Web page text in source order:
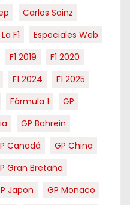
Carlos Sainz
F1
Especiales Web
F1 2019
F1 2020
F1 2024
F1 2025
Fórmula 1
GP
GP Bahrein
Canadá
GP China
Gran Bretaña
Japon
GP Monaco